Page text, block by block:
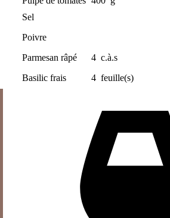
Sel
Poivre
Parmesan râpé
4 c.à.s
Basilic frais
4 feuille(s)